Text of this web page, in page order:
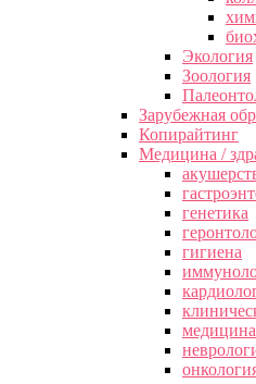
Экология
Зоология
Зарубежная
Копирайтинг
Медицина /
генетика
гигиена
медицина